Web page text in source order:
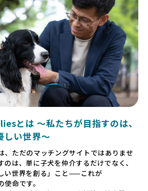
とは 〜私たちが目指すのは、
しい世界〜
ただのマッチングサイトではありませ
のは、単に子犬を仲介するだけでなく、
い世界を創る」こと——これが
命です。